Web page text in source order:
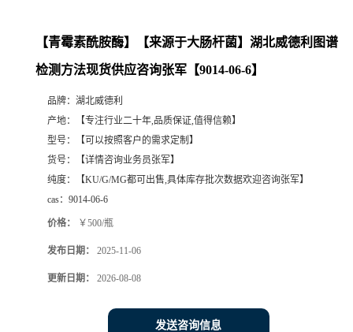
【青霉素酰胺酶】【来源于大肠杆菌】湖北威德利图谱
检测方法现货供应咨询张军【9014-06-6】
品牌： 湖北威德利
产地：
【专注行业二十年,品质保证,值得信赖】
型号：
【可以按照客户的需求定制】
货号：
【详情咨询业务员张军】
纯度：
【KU/G/MG都可出售,具体库存批次数据欢迎咨询张军】
cas： 9014-06-6
价格： ￥500/瓶
发布日期： 2025-11-06
更新日期： 2026-08-08
发送咨询信息